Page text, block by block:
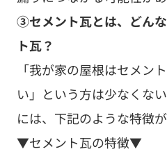
③セメント瓦とは、どん
ト瓦？
「我が家の屋根はセメン
い」という方は少なくな
には、下記のような特徴が
▼セメント瓦の特徴▼